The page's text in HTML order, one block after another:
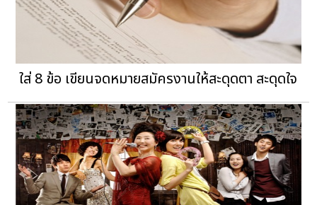
ใส่ 8 ข้อ เขียนจดหมายสมัครงานให้สะดุดตา สะดุดใจ